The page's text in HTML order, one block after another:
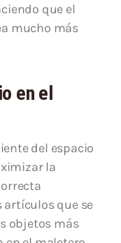
que el
mucho más
en el
del espacio
la
artículos que se
objetos más